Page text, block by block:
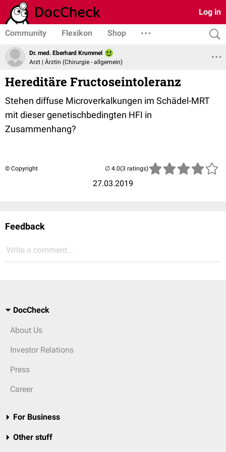
Log in
Community Flexikon Shop
Dr. med. Eberhard Krummel
Arzt | Ärztin (Chirurgie - allgemein)
Hereditäre Fructoseintoleranz
Stehen diffuse Microverkalkungen im Schädel-MRT
mit dieser genetischbedingten HFI in
Zusammenhang?
© Copyright
27.03.2019
(3 ratings)
Feedback
Write a comment...
DocCheck
About Us
Investor Relations
Press
Career
For Business
Other stuff